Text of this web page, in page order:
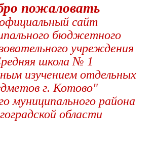
пожаловать
сайт
бюджетного
учреждения
школа № 1
изучением отдельных
г. Котово"
муниципального района
области